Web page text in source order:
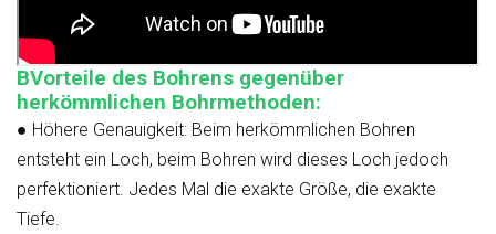
BVorteile des Bohrens gegenüber
herkömmlichen Bohrmethoden:
● Höhere Genauigkeit: Beim herkömmlichen Bohren
entsteht ein Loch, beim Bohren wird dieses Loch jedoch
perfektioniert. Jedes Mal die exakte Größe, die exakte
Tiefe.